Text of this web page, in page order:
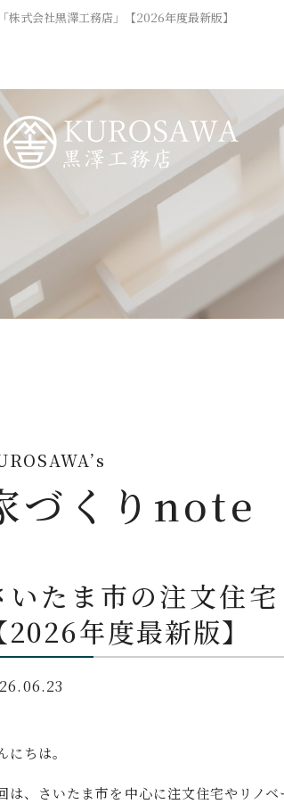
株式会社黒澤工務店」【2026年度最新版】
づくりnote
いたま市の注文住
2026年度最新版】
にちは。
は、さいたま市を中心に注文住宅やリノ